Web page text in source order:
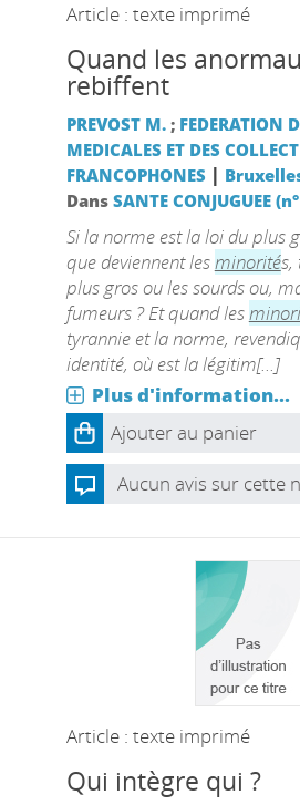
Article : texte imprimé
Quand les
rebiffent
PREVOST M.; FEDERATION
MEDICALES ET DES
FRANCOPHONES |
Dans SANTE CONJUGUEE
Si la norme est la loi du plus
que deviennent lesminorités,
plus gros ou les sourds ou,
fumeurs ? Et quand les
tyrannie et la norme,
identité, où est la légitim[...]
Plus d'information...
Ajouter au panier
Aucun avis sur cette
Article : texte imprimé
Qui intègre qui ?